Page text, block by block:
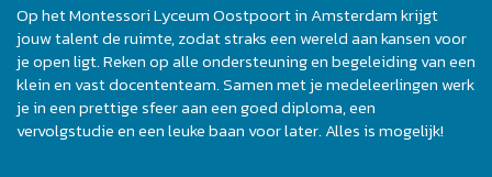
Op het Montessori Lyceum Oostpoort in Amsterdam krijgt
jouw talent de ruimte, zodat straks een wereld aan kansen voor
je open ligt. Reken op alle ondersteuning en begeleiding van een
klein en vast docententeam. Samen met je medeleerlingen werk
je in een prettige sfeer aan een goed diploma, een
vervolgstudie en een leuke baan voor later. Alles is mogelijk!